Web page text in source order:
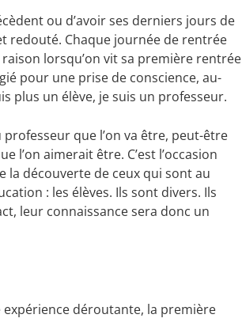
ou d’avoir ses derniers jours de
redouté. Chaque journée de rentrée
lorsqu’on vit sa première rentrée
pour une prise de conscience, au-
plus un élève, je suis un professeur.
que l’on va être, peut-être
l’on aimerait être. C’est l’occasion
la découverte de ceux qui sont au
: les élèves. Ils sont divers. Ils
leur connaissance sera donc un
déroutante, la première